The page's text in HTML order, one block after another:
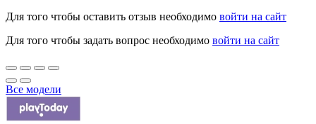
Для того чтобы оставить отзыв необходимо войти на сайт
Для того чтобы задать вопрос необходимо войти на сайт
Все модели